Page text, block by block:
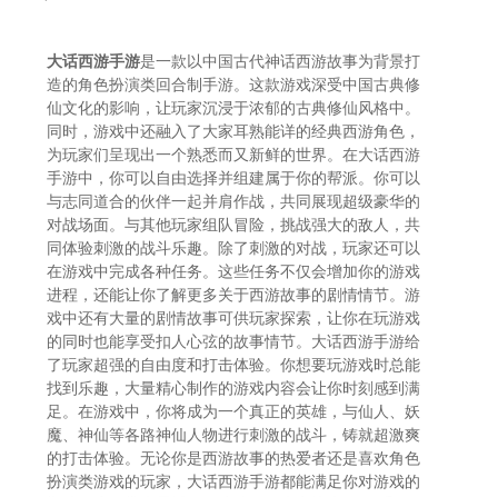
大话西游手游是一款以中国古代神话西游故事为背景打
造的角色扮演类回合制手游。这款游戏深受中国古典修
仙文化的影响，让玩家沉浸于浓郁的古典修仙风格中。
同时，游戏中还融入了大家耳熟能详的经典西游角色，
为玩家们呈现出一个熟悉而又新鲜的世界。在大话西游
手游中，你可以自由选择并组建属于你的帮派。你可以
与志同道合的伙伴一起并肩作战，共同展现超级豪华的
对战场面。与其他玩家组队冒险，挑战强大的敌人，共
同体验刺激的战斗乐趣。除了刺激的对战，玩家还可以
在游戏中完成各种任务。这些任务不仅会增加你的游戏
进程，还能让你了解更多关于西游故事的剧情情节。游
戏中还有大量的剧情故事可供玩家探索，让你在玩游戏
的同时也能享受扣人心弦的故事情节。大话西游手游给
了玩家超强的自由度和打击体验。你想要玩游戏时总能
找到乐趣，大量精心制作的游戏内容会让你时刻感到满
足。在游戏中，你将成为一个真正的英雄，与仙人、妖
魔、神仙等各路神仙人物进行刺激的战斗，铸就超激爽
的打击体验。无论你是西游故事的热爱者还是喜欢角色
扮演类游戏的玩家，大话西游手游都能满足你对游戏的